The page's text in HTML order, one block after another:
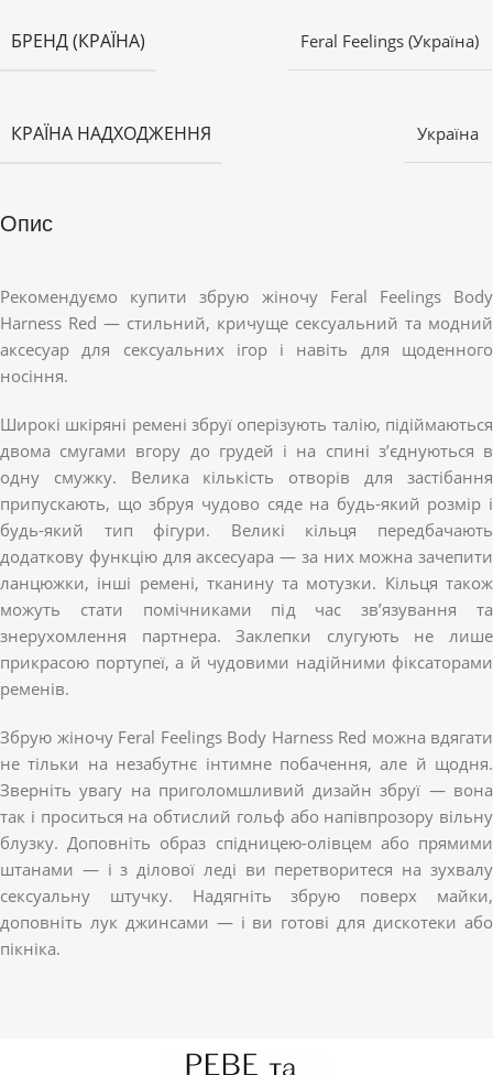
БРЕНД (КРАЇНА) Feral Feelings (Україна)
КРАЇНА НАДХОДЖЕННЯ Україна
Опис
Рекомендуємо купити збрую жіночу Feral Feelings Body
Harness Red — стильний, кричуще сексуальний та модний
аксесуар для сексуальних ігор і навіть для щоденного
носіння.
Широкі шкіряні ремені збруї оперізують талію, підіймаються
двома смугами вгору до грудей і на спині з’єднуються в
одну смужку. Велика кількість отворів для застібання
припускають, що збруя чудово сяде на будь-який розмір і
будь-який тип фігури. Великі кільця передбачають
додаткову функцію для аксесуара — за них можна зачепити
ланцюжки, інші ремені, тканину та мотузки. Кільця також
можуть стати помічниками під час зв’язування та
знерухомлення партнера. Заклепки слугують не лише
прикрасою портупеї, а й чудовими надійними фіксаторами
ременів.
Збрую жіночу Feral Feelings Body Harness Red можна вдягати
не тільки на незабутнє інтимне побачення, але й щодня.
Зверніть увагу на приголомшливий дизайн збруї — вона
так і проситься на обтислий гольф або напівпрозору вільну
блузку. Доповніть образ спідницею-олівцем або прямими
штанами — і з ділової леді ви перетворитеся на зухвалу
сексуальну штучку. Надягніть збрую поверх майки,
доповніть лук джинсами — і ви готові для дискотеки або
пікніка.